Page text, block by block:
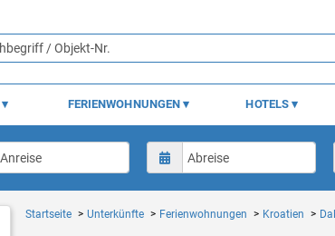
FERIENWOHNUNGEN HOTELS
Startseite Unterkünfte Ferienwohnungen Kroatien